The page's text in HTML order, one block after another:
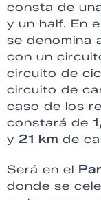
consta de
y un half. En
se denomina
con un
circuito de
circuito de
caso de los
constará de
y 21 km de
Será en el
donde se